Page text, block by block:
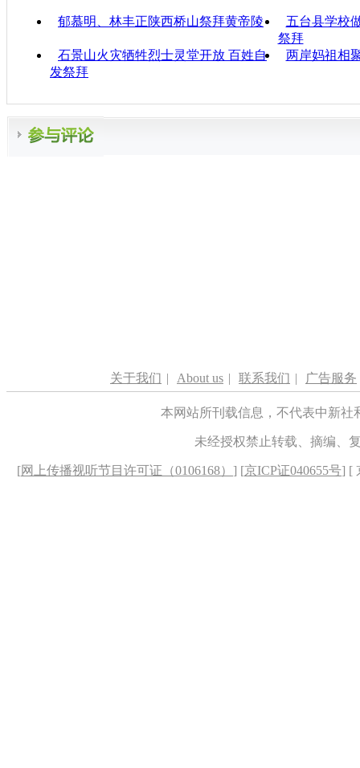
郁慕明、林丰正陕西桥山祭拜黄帝陵
五台县学校
祭拜
石景山火灾牺牲烈士灵堂开放 百姓自
发祭拜
两岸妈祖相
关于我们 | About us | 联系我们 | 广告服务
本网站所刊载信息，不代表中新
未经授权禁止转载、摘编、
[网上传播视听节目许可证（0106168） ] [京ICP证040655号] [